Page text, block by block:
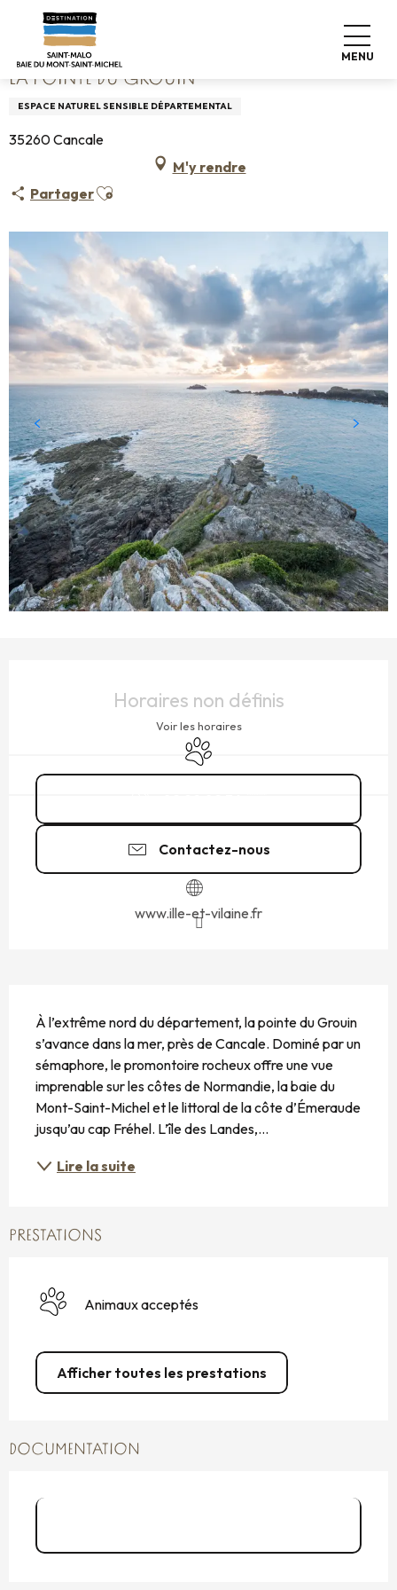
contenu
principal
MENU
Accueil La pointe du Grouin
LA POINTE DU GROUIN
ESPACE NATUREL SENSIBLE DÉPARTEMENTAL
35260 Cancale
M'y rendre
PartagerAjouter aux favoris
Horaires non définis
Voir les horaires
Animaux acceptés
Contactez-nous
www.ille-et-vilaine.fr
À l’extrême nord du département, la pointe du Grouin
s’avance dans la mer, près de Cancale. Dominé par un
sémaphore, le promontoire rocheux offre une vue
imprenable sur les côtes de Normandie, la baie du
Mont-Saint-Michel et le littoral de la côte d’Émeraude
jusqu’au cap Fréhel. L’île des Landes,...
Lire la suite
PRESTATIONS
Animaux acceptés
Afficher toutes les prestations
DOCUMENTATION